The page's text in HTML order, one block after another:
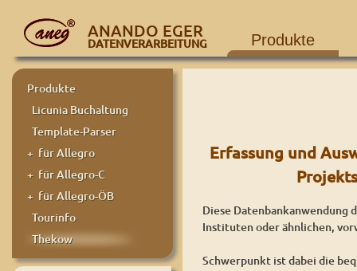
ANANDO EGER
DATENVERARBEITUNG Produkte
Produkte
Licunia Buchaltung
Template-Parser
+ für Allegro
+ für Allegro-C
+ für Allegro-ÖB
Tourinfo
Thekow
Erfassung und
Diese Datenbankanwendung
Instituten oder ähnlichen,
Schwerpunkt ist dabei die